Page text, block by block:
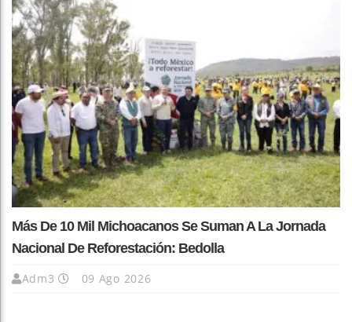
Más De 10 Mil Michoacanos Se Suman A La Jornada
Nacional De Reforestación: Bedolla
Adm3 09 Ago 2026